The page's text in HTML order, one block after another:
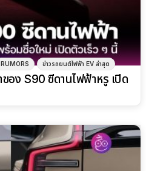
RUMORS ข่าวรถยนต์ไฟฟ้า EV ล่าสุด
อง S90 ซีดานไฟฟ้าหรู เปิด